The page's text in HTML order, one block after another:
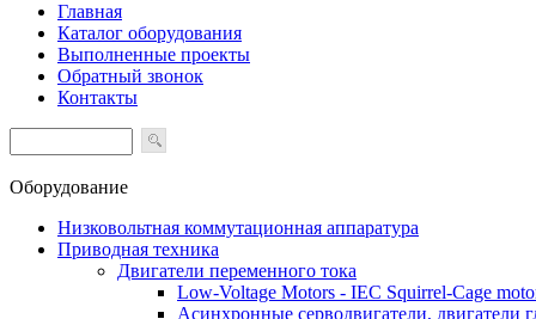
Главная
Каталог оборудования
Выполненные проекты
Обратный звонок
Контакты
Оборудование
Низковольтная коммутационная аппаратура
Приводная техника
Двигатели переменного тока
Low-Voltage Motors - IEC Squirrel-Cage
Асинхронные серводвигатели, двигатели